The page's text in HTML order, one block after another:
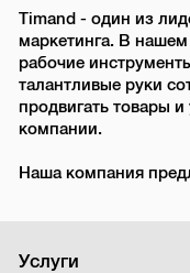
Timand - один из
маркетинга. В
рабочие
талантливые руки
продвигать товары
компании.
Наша компания
Услуги